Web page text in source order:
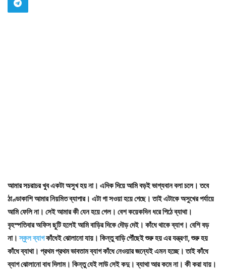
আমার সচরাচর খুব একটা অসুখ হয় না। এদিক দিয়ে আমি বড়ই ভাগ্যবান বলা চলে। তবে
ঠাণ্ডাকাশি আমার নিয়মিত ব্যাপার। এটা গা সওয়া হয়ে গেছে। তাই এটাকে অসুখের পর্যায়ে
আমি ফেলি না। সেই আমার কী যেন হয়ে গেল। বেশ কয়েকদিন ধরে পিঠে ব্যাথা।
বৃহস্পতিবার অফিস ছুটি হলেই আমি বাড়ির দিকে দৌড় দেই। কাঁধে থাকে ব্যাগ। বেশি বড়
না।স্কুল ব্যাগকাঁধেই ঝোলানো যায়। কিন্তু বাড়ি পৌঁছেই শুরু হয় এর যন্ত্রণা, শুরু হয়
কাঁধে ব্যাথা। প্রথম প্রথম ভাবতাম ব্যাগ কাঁধে নেওয়ার জন্যেই এমন হচ্ছে। তাই কাঁধে
ব্যাগ ঝোলানো বাধ দিলাম। কিন্তু যেই লাউ সেই কদু। ব্যাথা আর কমে না। কী করা যায়।